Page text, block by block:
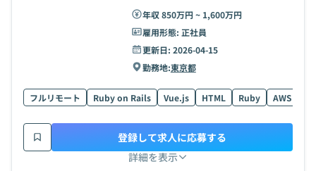
年収 850万円 ~ 1,600万円
雇用形態: 正社員
更新日: 2026-04-15
勤務地:東京都
フルリモート Ruby on Rails Vue.js HTML Ruby AWS
詳細を表示
登録して求人に応募する